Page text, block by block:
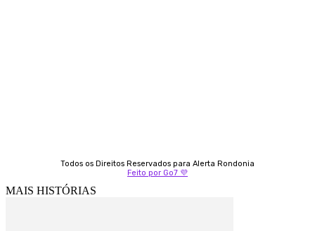
Todos os Direitos Reservados para Alerta Rondonia
Feito por Go7 💜
MAIS HISTÓRIAS